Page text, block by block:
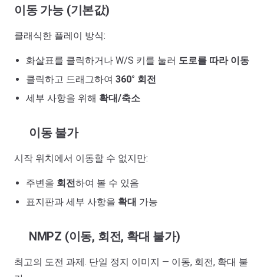
이동 가능 (기본값)
클래식한 플레이 방식:
화살표를 클릭하거나 W/S 키를 눌러 도로를 따라 이동
클릭하고 드래그하여 360° 회전
세부 사항을 위해 확대/축소
이동 불가
시작 위치에서 이동할 수 없지만:
주변을 회전하여 볼 수 있음
표지판과 세부 사항을 확대 가능
NMPZ (이동, 회전, 확대 불가)
최고의 도전 과제. 단일 정지 이미지 — 이동, 회전, 확대 불